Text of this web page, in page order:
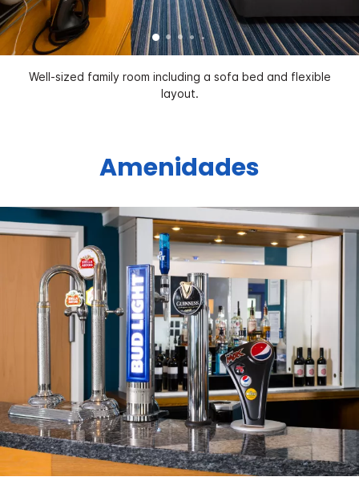
Well-sized family room including a sofa bed and flexible
layout.
Amenidades